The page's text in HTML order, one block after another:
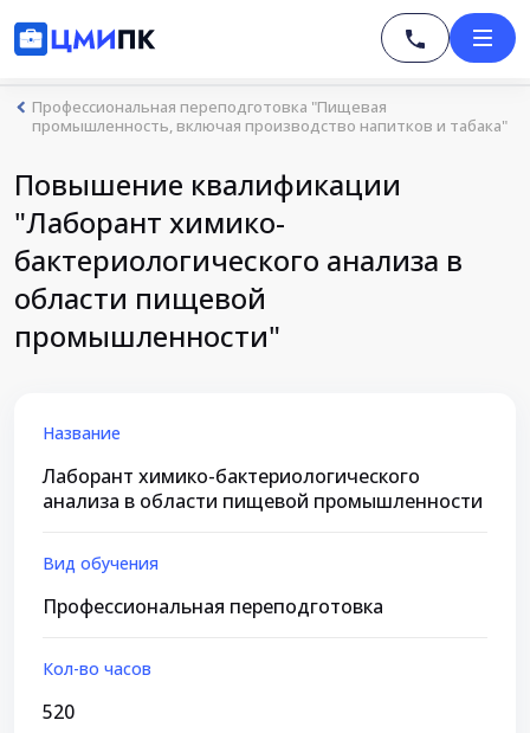
Профессиональная переподготовка "Пищевая
промышленность, включая производство напитков и табака"
Повышение квалификации
"Лаборант химико-
бактериологического анализа в
области пищевой
промышленности"
Название
Лаборант химико-бактериологического
анализа в области пищевой промышленности
Вид обучения
Профессиональная переподготовка
Кол-во часов
520